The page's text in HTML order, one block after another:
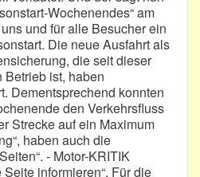
Wochenendes“ am
und für alle Besucher ein
Die neue Ausfahrt als
die seit dieser
ist, haben
Dementsprechend konnten
den Verkehrsfluss
Strecke auf ein Maximum
haben auch die
- Motor-KRITIK
informieren“. Für die